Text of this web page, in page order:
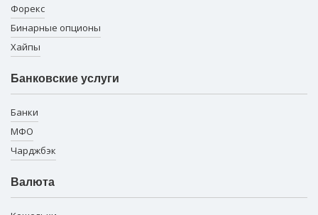
Форекс
Бинарные опционы
Хайпы
Банковские услуги
Банки
МФО
Чарджбэк
Валюта